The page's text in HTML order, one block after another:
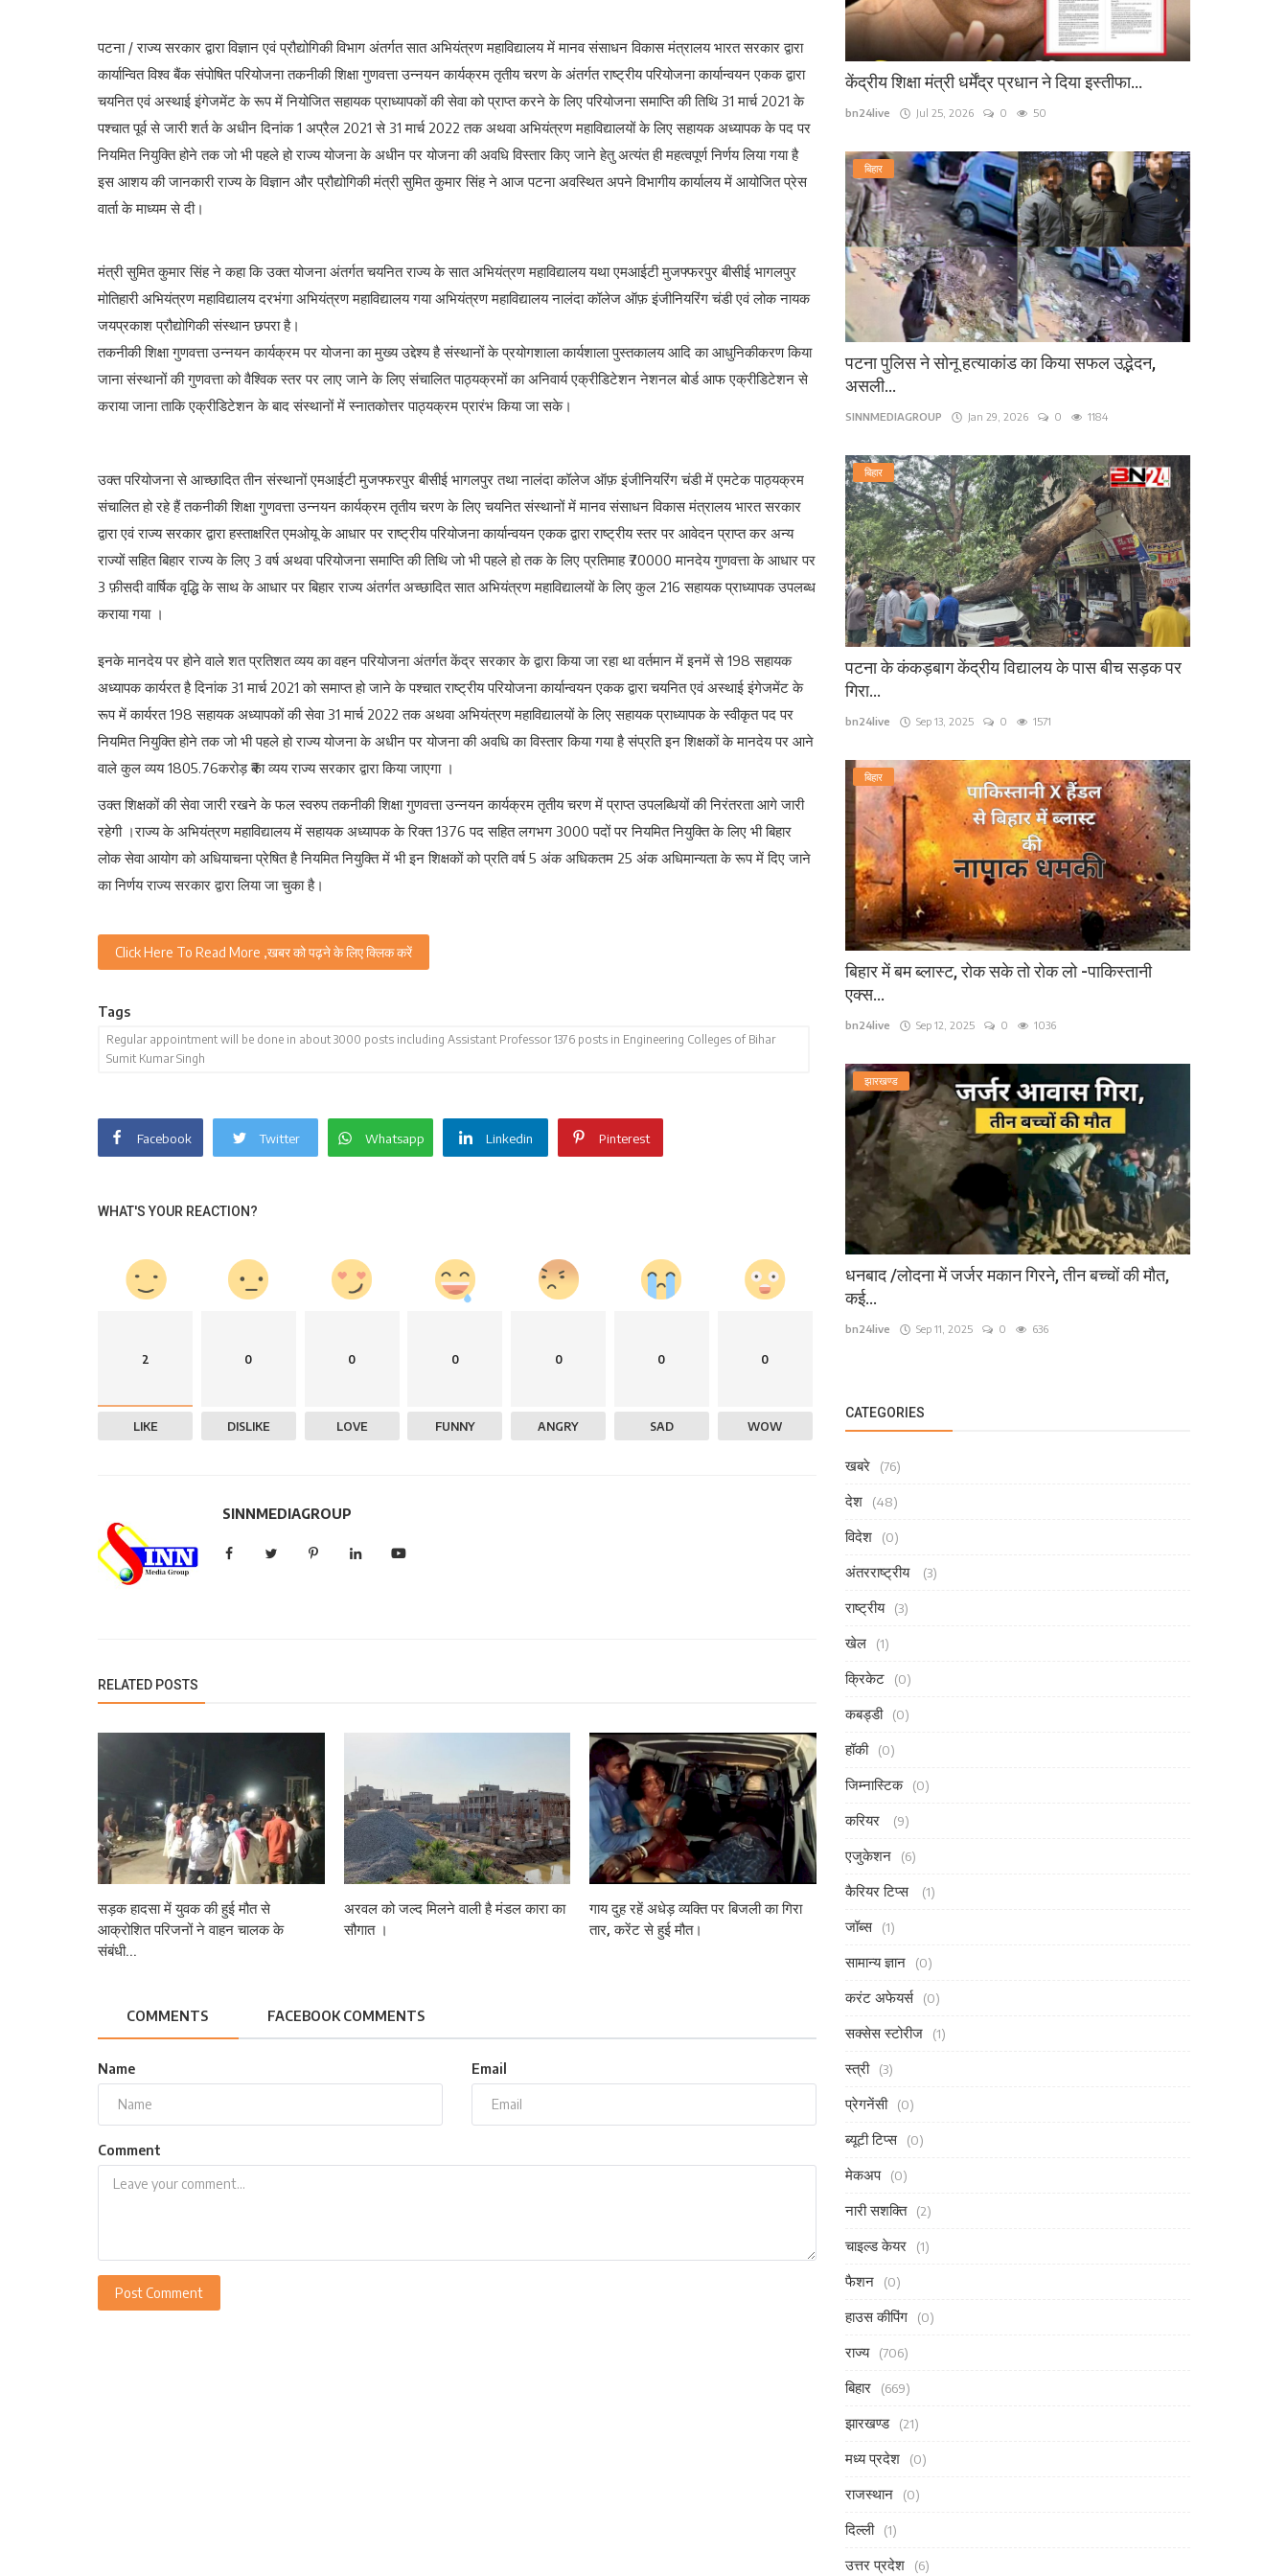
पटना / राज्य सरकार द्वारा विज्ञान एवं प्रौद्योगिकी विभाग अंतर्गत सात अभियंत्रण महाविद्यालय में मानव संसाधन विकास मंत्रालय भारत सरकार द्वारा
कार्यान्वित विश्व बैंक संपोषित परियोजना तकनीकी शिक्षा गुणवत्ता उन्नयन कार्यक्रम तृतीय चरण के अंतर्गत राष्ट्रीय परियोजना कार्यान्वयन एकक द्वारा
चयनित एवं अस्थाई इंगेजमेंट के रूप में नियोजित सहायक प्राध्यापकों की सेवा को प्राप्त करने के लिए परियोजना समाप्ति की तिथि 31 मार्च 2021 के
पश्चात पूर्व से जारी शर्त के अधीन दिनांक 1 अप्रैल 2021 से 31 मार्च 2022 तक अथवा अभियंत्रण महाविद्यालयों के लिए सहायक अध्यापक के पद पर
नियमित नियुक्ति होने तक जो भी पहले हो राज्य योजना के अधीन पर योजना की अवधि विस्तार किए जाने हेतु अत्यंत ही महत्वपूर्ण निर्णय लिया गया है
इस आशय की जानकारी राज्य के विज्ञान और प्रौद्योगिकी मंत्री सुमित कुमार सिंह ने आज पटना अवस्थित अपने विभागीय कार्यालय में आयोजित प्रेस
वार्ता के माध्यम से दी।
मंत्री सुमित कुमार सिंह ने कहा कि उक्त योजना अंतर्गत चयनित राज्य के सात अभियंत्रण महाविद्यालय यथा एमआईटी मुजफ्फरपुर बीसीई भागलपुर
मोतिहारी अभियंत्रण महाविद्यालय दरभंगा अभियंत्रण महाविद्यालय गया अभियंत्रण महाविद्यालय नालंदा कॉलेज ऑफ़ इंजीनियरिंग चंडी एवं लोक नायक
जयप्रकाश प्रौद्योगिकी संस्थान छपरा है।
तकनीकी शिक्षा गुणवत्ता उन्नयन कार्यक्रम पर योजना का मुख्य उद्देश्य है संस्थानों के प्रयोगशाला कार्यशाला पुस्तकालय आदि का आधुनिकीकरण किया
जाना संस्थानों की गुणवत्ता को वैश्विक स्तर पर लाए जाने के लिए संचालित पाठ्यक्रमों का अनिवार्य एक्रीडिटेशन नेशनल बोर्ड आफ एक्रीडिटेशन से
कराया जाना ताकि एक्रीडिटेशन के बाद संस्थानों में स्नातकोत्तर पाठ्यक्रम प्रारंभ किया जा सके।
उक्त परियोजना से आच्छादित तीन संस्थानों एमआईटी मुजफ्फरपुर बीसीई भागलपुर तथा नालंदा कॉलेज ऑफ़ इंजीनियरिंग चंडी में एमटेक पाठ्यक्रम
संचालित हो रहे हैं तकनीकी शिक्षा गुणवत्ता उन्नयन कार्यक्रम तृतीय चरण के लिए चयनित संस्थानों में मानव संसाधन विकास मंत्रालय भारत सरकार
द्वारा एवं राज्य सरकार द्वारा हस्ताक्षरित एमओयू के आधार पर राष्ट्रीय परियोजना कार्यान्वयन एकक द्वारा राष्ट्रीय स्तर पर आवेदन प्राप्त कर अन्य
राज्यों सहित बिहार राज्य के लिए 3 वर्ष अथवा परियोजना समाप्ति की तिथि जो भी पहले हो तक के लिए प्रतिमाह ₹70000 मानदेय गुणवत्ता के आधार पर
3 फ़ीसदी वार्षिक वृद्धि के साथ के आधार पर बिहार राज्य अंतर्गत अच्छादित सात अभियंत्रण महाविद्यालयों के लिए कुल 216 सहायक प्राध्यापक उपलब्ध
कराया गया ।
इनके मानदेय पर होने वाले शत प्रतिशत व्यय का वहन परियोजना अंतर्गत केंद्र सरकार के द्वारा किया जा रहा था वर्तमान में इनमें से 198 सहायक
अध्यापक कार्यरत है दिनांक 31 मार्च 2021 को समाप्त हो जाने के पश्चात राष्ट्रीय परियोजना कार्यान्वयन एकक द्वारा चयनित एवं अस्थाई इंगेजमेंट के
रूप में कार्यरत 198 सहायक अध्यापकों की सेवा 31 मार्च 2022 तक अथवा अभियंत्रण महाविद्यालयों के लिए सहायक प्राध्यापक के स्वीकृत पद पर
नियमित नियुक्ति होने तक जो भी पहले हो राज्य योजना के अधीन पर योजना की अवधि का विस्तार किया गया है संप्रति इन शिक्षकों के मानदेय पर आने
वाले कुल व्यय 1805.76करोड़ ₹का व्यय राज्य सरकार द्वारा किया जाएगा ।
उक्त शिक्षकों की सेवा जारी रखने के फल स्वरुप तकनीकी शिक्षा गुणवत्ता उन्नयन कार्यक्रम तृतीय चरण में प्राप्त उपलब्धियों की निरंतरता आगे जारी
रहेगी ।राज्य के अभियंत्रण महाविद्यालय में सहायक अध्यापक के रिक्त 1376 पद सहित लगभग 3000 पदों पर नियमित नियुक्ति के लिए भी बिहार
लोक सेवा आयोग को अधियाचना प्रेषित है नियमित नियुक्ति में भी इन शिक्षकों को प्रति वर्ष 5 अंक अधिकतम 25 अंक अधिमान्यता के रूप में दिए जाने
का निर्णय राज्य सरकार द्वारा लिया जा चुका है।
Click Here To Read More ,खबर को पढ़ने के लिए क्लिक करें
Tags
Regular appointment will be done in about 3000 posts including Assistant Professor 1376 posts in Engineering Colleges of Bihar
Sumit Kumar Singh
Facebook Twitter Whatsapp Linkedin Pinterest
WHAT'S YOUR REACTION?
2
LIKE
0
DISLIKE
0
LOVE
0
FUNNY
0
ANGRY
0
SAD
0
WOW
SINNMEDIAGROUP
RELATED POSTS
सड़क हादसा में युवक की हुई मौत से
आक्रोशित परिजनों ने वाहन चालक के
संबंधी...
अरवल को जल्द मिलने वाली है मंडल कारा का
सौगात ।
गाय दुह रहें अधेड़ व्यक्ति पर बिजली का गिरा
तार, करेंट से हुई मौत।
COMMENTS FACEBOOK COMMENTS
Name Email
Comment
Post Comment
केंद्रीय शिक्षा मंत्री धर्मेंद्र प्रधान ने दिया इस्तीफा...
bn24live Jul 25, 2026 0 50
बिहार
पटना पुलिस ने सोनू हत्याकांड का किया सफल उद्भेदन,
असली...
SINNMEDIAGROUP Jan 29, 2026 0 1184
बिहार
पटना के कंकड़बाग केंद्रीय विद्यालय के पास बीच सड़क पर
गिरा...
bn24live Sep 13, 2025 0 1571
बिहार
बिहार में बम ब्लास्ट, रोक सके तो रोक लो -पाकिस्तानी
एक्स...
bn24live Sep 12, 2025 0 1036
झारखण्ड
धनबाद /लोदना में जर्जर मकान गिरने, तीन बच्चों की मौत,
कई...
bn24live Sep 11, 2025 0 636
CATEGORIES
खबरे (76)
देश (48)
विदेश (0)
अंतरराष्ट्रीय (3)
राष्ट्रीय (3)
खेल (1)
क्रिकेट (0)
कबड्डी (0)
हॉकी (0)
जिम्नास्टिक (0)
करियर (9)
एजुकेशन (6)
कैरियर टिप्स (1)
जॉब्स (1)
सामान्य ज्ञान (0)
करंट अफेयर्स (0)
सक्सेस स्टोरीज (1)
स्त्री (3)
प्रेगनेंसी (0)
ब्यूटी टिप्स (0)
मेकअप (0)
नारी सशक्ति (2)
चाइल्ड केयर (1)
फैशन (0)
हाउस कीपिंग (0)
राज्य (706)
बिहार (669)
झारखण्ड (21)
मध्य प्रदेश (0)
राजस्थान (0)
दिल्ली (1)
उत्तर प्रदेश (6)